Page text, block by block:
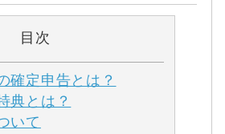
目次
確定申告とは？
典とは？
いて